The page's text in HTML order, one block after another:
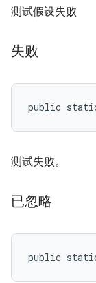
测试假设失败
失败
public
测试失败。
已忽略
public